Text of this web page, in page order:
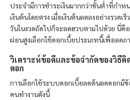
ประจำมีการชำระเงินมากกว่าขั้นต่ำที่กำห
เงินต้นโดยตรง เมื่อเงินต้นลดลงอย่างรวด
วันในงวดถัดไปก็จะลดฮวบตามไปด้วย นี่
ผ่อนสูงเลือกใช้ดอกเบี้ยประเภทนี้เพื่อลดภ
วิเคราะห์ข้อดีและข้อจำกัดของวิธี
ดอก
การเลือกใช้ระบบดอกเบี้ยลดต้นลดดอกมี
คนทำงานดังนี้